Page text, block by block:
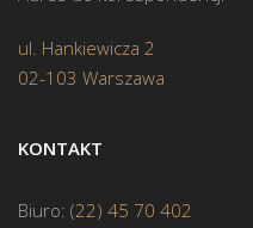
ul. Hankiewicza 2
02-103 Warszawa
KONTAKT
Biuro: (22) 45 70 402